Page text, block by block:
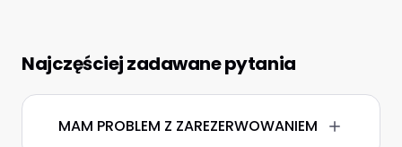
Najczęściej zadawane pytania
MAM PROBLEM Z ZAREZERWOWANIEM